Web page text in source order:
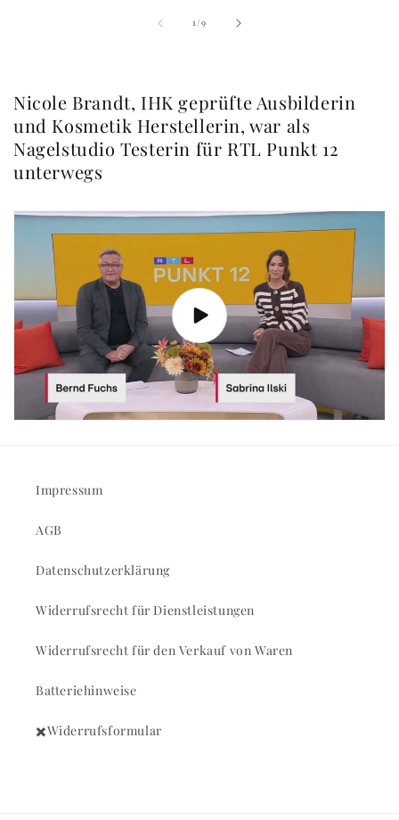
1/von
9
Nicole Brandt, IHK geprüfte Ausbilderin
und Kosmetik Herstellerin, war als
Nagelstudio Testerin für RTL Punkt 12
unterwegs
Impressum
AGB
Datenschutzerklärung
Widerrufsrecht für Dienstleistungen
Widerrufsrecht für den Verkauf von Waren
Batteriehinweise
✖️Widerrufsformular